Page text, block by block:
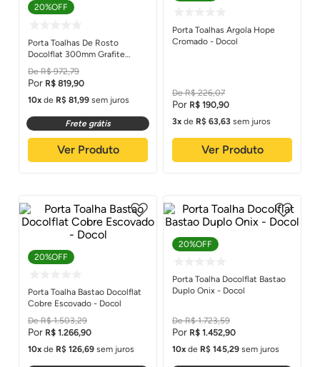
20%OFF
Porta Toalhas De Rosto
Docolflat 300mm Grafite
Escovado - Docol
R$ 972,79
R$ 819,90
10
de R$ 81,99 sem juros
Frete grátis
Ver Produto
Porta Toalhas Argola Hope
Cromado - Docol
R$ 226,07
R$ 190,90
3
de R$ 63,63 sem juros
Ver Produto
20%OFF
Porta Toalha Bastao Docolflat
Cobre Escovado - Docol
R$ 1.503,29
R$ 1.266,90
10
de R$ 126,69 sem juros
20%OFF
Porta Toalha Docolflat Bastao
Duplo Onix - Docol
R$ 1.723,59
R$ 1.452,90
10
de R$ 145,29 sem juros